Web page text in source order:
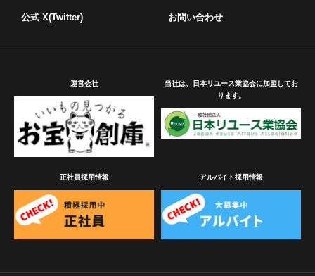
公式 X(Twitter) お問い合わせ
運営会社
当社は、日本リユース業協会に加盟してお
ります。
正社員採用情報 アルバイト採用情報